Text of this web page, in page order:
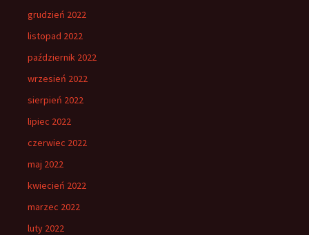
grudzień 2022
listopad 2022
październik 2022
wrzesień 2022
sierpień 2022
lipiec 2022
czerwiec 2022
maj 2022
kwiecień 2022
marzec 2022
luty 2022